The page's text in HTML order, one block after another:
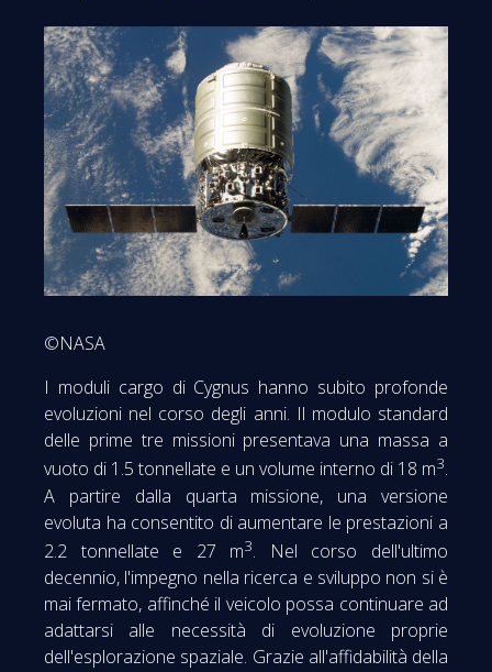
©NASA
I moduli cargo di Cygnus hanno subito profonde
evoluzioni nel corso degli anni. Il modulo standard
delle prime tre missioni presentava una massa a
vuoto di 1.5 tonnellate e un volume interno di 18 m3.
A partire dalla quarta missione, una versione
evoluta ha consentito di aumentare le prestazioni a
2.2 tonnellate e 27 m3
. Nel corso dell'ultimo
decennio, l'impegno nella ricerca e sviluppo non si è
mai fermato, affinché il veicolo possa continuare ad
adattarsi alle necessità di evoluzione proprie
dell'esplorazione spaziale. Grazie all'affidabilità della